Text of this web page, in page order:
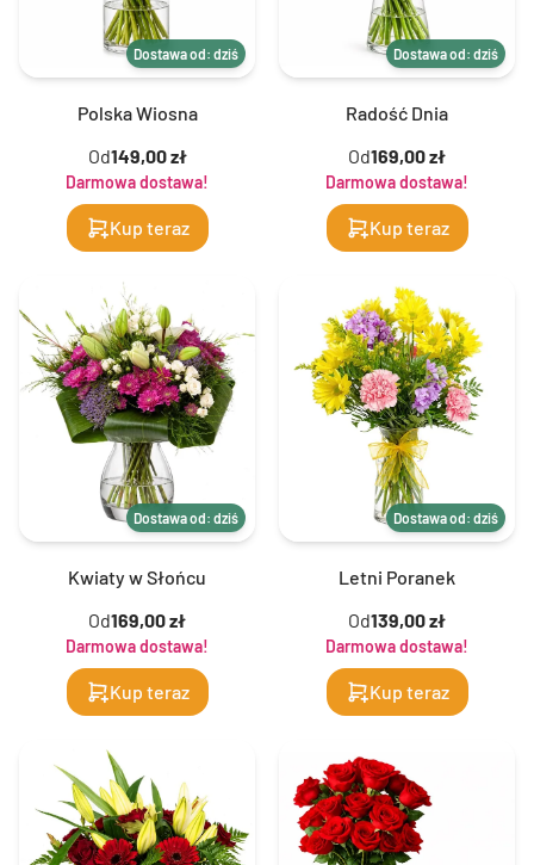
Dostawa od: dziś
Polska Wiosna
Od149,00 zł
Darmowa dostawa!
Kup teraz
Dostawa od: dziś
Radość Dnia
Od169,00 zł
Darmowa dostawa!
Kup teraz
Dostawa od: dziś
Kwiaty w Słońcu
Od169,00 zł
Darmowa dostawa!
Kup teraz
Dostawa od: dziś
Letni Poranek
Od139,00 zł
Darmowa dostawa!
Kup teraz